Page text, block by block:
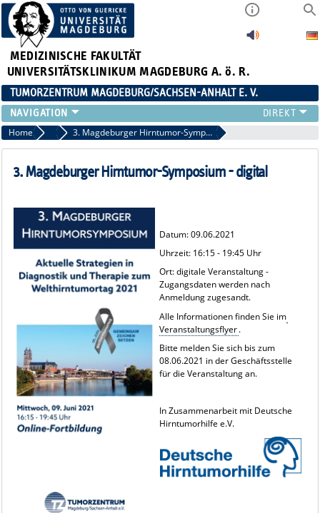
MEDIZINISCHE FAKULTÄT
UNIVERSITÄTSKLINIKUM MAGDEBURG A. ö. R.
TUMORZENTRUM MAGDEBURG/SACHSEN-ANHALT E. V.
ÜBER UNS
TEAM
AKTUELLES
ARBEITSGRUPPEN
KONTAKT
ANMELDUNG HÄMATOLOGISCHER STAMMTISCH 02.09.2026
Home Termine 2021 3. Magdeburger Hirntumor-Symposium - digital
3. Magdeburger Hirntumor-Symposium - digital
Datum: 09.06.2021
Uhrzeit: 16:15 - 19:45 Uhr
Ort: digitale Veranstaltung -
Zugangsdaten werden nach
Anmeldung zugesandt.
Alle Informationen finden Sie im
Veranstaltungsflyer.
Bitte melden Sie sich bis zum
08.06.2021 in der Geschäftsstelle
für die Veranstaltung an.
In Zusammenarbeit mit Deutsche
Hirntumorhilfe e.V.